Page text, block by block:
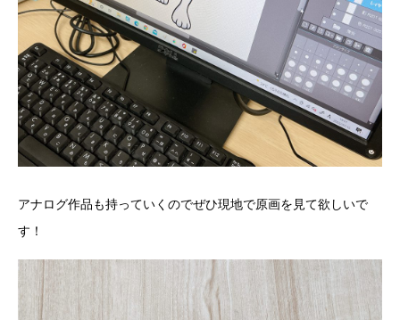
アナログ作品も持っていくのでぜひ現地で原画を見て欲しいで
す！